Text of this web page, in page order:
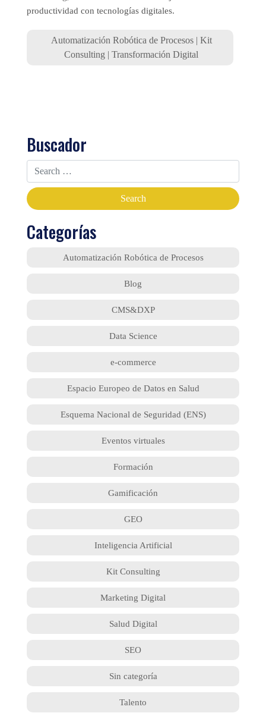
productividad con tecnologías digitales.
Automatización Robótica de Procesos| Kit
Consulting | Transformación Digital
Buscador
Categorías
Automatización Robótica de Procesos
Blog
CMS&DXP
Data Science
e-commerce
Espacio Europeo de Datos en Salud
Esquema Nacional de Seguridad (ENS)
Eventos virtuales
Formación
Gamificación
GEO
Inteligencia Artificial
Kit Consulting
Marketing Digital
Salud Digital
SEO
Sin categoría
Talento